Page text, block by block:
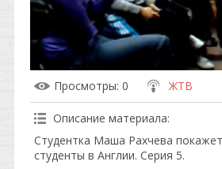
Просмотры: 0 ЖТВ
Описание материала:
Студентка Маша Рахчева
студенты в Англии. Серия 5.